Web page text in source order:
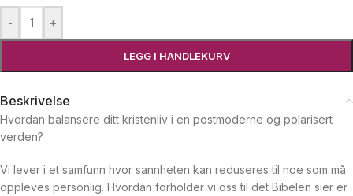
- +
LEGG I HANDLEKURV
Beskrivelse
Hvordan balansere ditt kristenliv i en postmoderne og polarisert
verden?
Vi lever i et samfunn hvor sannheten kan reduseres til noe som må
oppleves personlig. Hvordan forholder vi oss til det Bibelen sier er